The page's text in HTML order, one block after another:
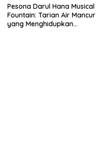
Pesona Darul Hana Musical
Fountain: Tarian Air Mancur
yang Menghidupkan